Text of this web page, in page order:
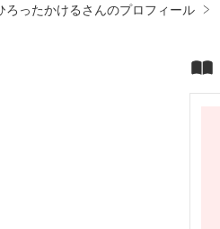
ろったかけるさんのプロフィール